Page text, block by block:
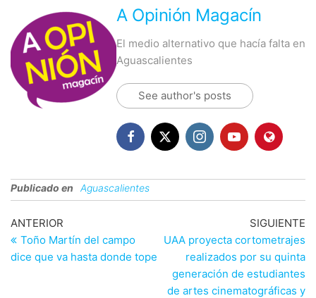
A Opinión Magacín
El medio alternativo que hacía falta en
Aguascalientes
See author's posts
Publicado en Aguascalientes
Navegación
de
entradas
Entrada
anterior
ANTERIOR
Toño Martín del campo
dice que va hasta donde tope
SIGUIENTE
UAA proyecta cortometrajes
realizados por su quinta
generación de estudiantes
de artes cinematográficas y